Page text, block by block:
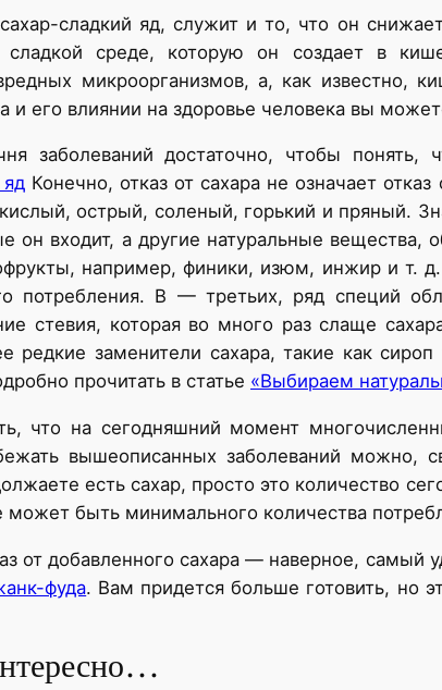
сладкий яд, служит и то, что он
среде, которую он создает в
микроорганизмов, а, как известно,
и его влиянии на здоровье человека вы
заболеваний достаточно, чтобы понять,
Конечно, отказ от сахара не означает
острый, соленый, горький и пряный.
он входит, а другие натуральные
например, финики, изюм, инжир и т.
потребления. В — третьих, ряд специй
стевия, которая во много раз слаще
редкие заменители сахара, такие как
прочитать в статье «Выбираем
что на сегодняшний момент
вышеописанных заболеваний можно,
есть сахар, просто это количество
может быть минимального количества
от добавленного сахара — наверное,
фуда. Вам придется больше готовить, но